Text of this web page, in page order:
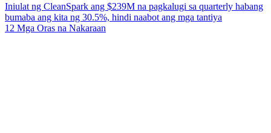
Iniulat ng CleanSpark ang $239M na pagkalugi sa quarterly habang
bumaba ang kita ng 30.5%, hindi naabot ang mga tantiya
12 Mga Oras na Nakaraan